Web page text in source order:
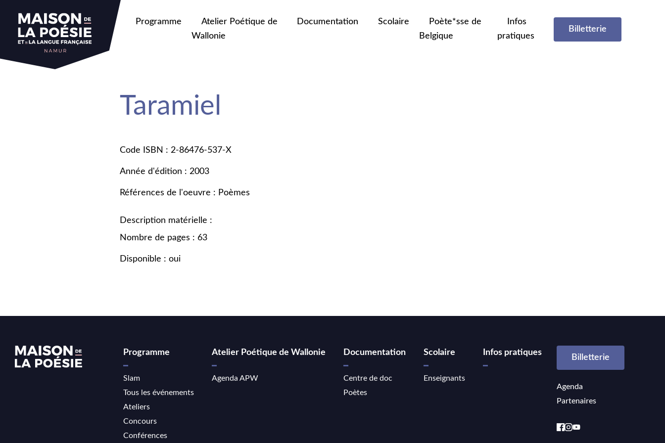
Programme
Atelier Poétique de
Wallonie
Documentation Scolaire
Poète*sse de
Belgique
Infos
pratiques
Billetterie
Taramiel
Code ISBN : 2-86476-537-X
Année d'édition : 2003
Références de l'oeuvre : Poèmes
Description matérielle :
Nombre de pages : 63
Disponible : oui
Programme
Slam
Tous les événements
Ateliers
Concours
Conférences
Atelier Poétique de Wallonie
Agenda APW
Documentation
Centre de doc
Poètes
Scolaire
Enseignants
Infos pratiques
Billetterie
Agenda
Partenaires